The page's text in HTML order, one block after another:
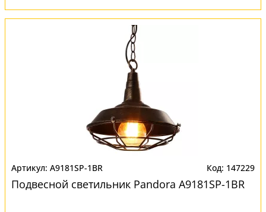
A9181SP-1BR 147229
Подвесной светильник Pandora A9181SP-1BR